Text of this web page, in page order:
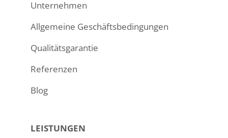
Unternehmen
Allgemeine Geschäftsbedingungen
Qualitätsgarantie
Referenzen
Blog
LEISTUNGEN